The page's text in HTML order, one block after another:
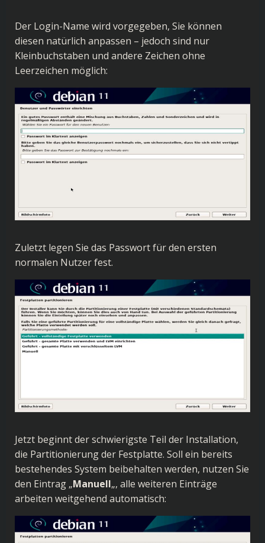
Der Login-Name wird vorgegeben, Sie können
diesen natürlich anpassen – jedoch sind nur
Kleinbuchstaben und andere Zeichen ohne
Leerzeichen möglich:
Zuletzt legen Sie das Passwort für den ersten
normalen Nutzer fest.
Jetzt beginnt der schwierigste Teil der Installation,
die Partitionierung der Festplatte. Soll ein bereits
bestehendes System beibehalten werden, nutzen Sie
den Eintrag „Manuell„, alle weiteren Einträge
arbeiten weitgehend automatisch: